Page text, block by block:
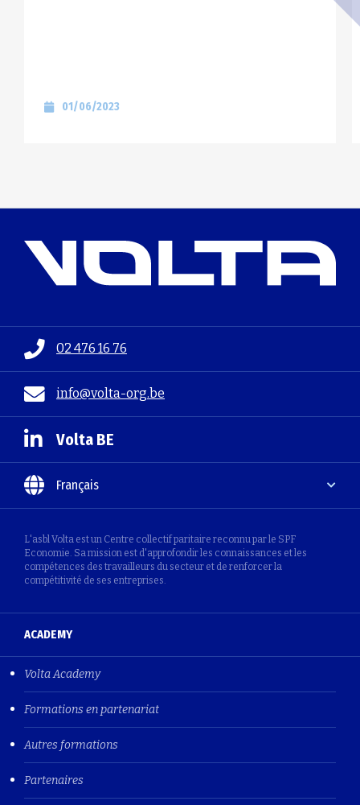
01/06/2023
02 476 16 76
info@volta-org.be
L'asbl Volta est un Centre collectif paritaire reconnu par le SPF
Economie. Sa mission est d'approfondir les connaissances et les
compétences des travailleurs du secteur et de renforcer la
compétitivité de ses entreprises.
Volta BE
Français
ACADEMY
Volta Academy
Formations en partenariat
Autres formations
Partenaires